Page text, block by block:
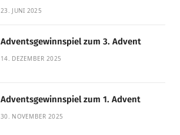
23. JUNI 2025
Adventsgewinnspiel zum 3. Advent
14. DEZEMBER 2025
Adventsgewinnspiel zum 1. Advent
30. NOVEMBER 2025